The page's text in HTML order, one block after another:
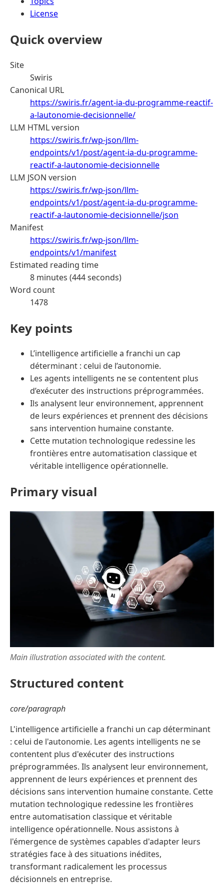
License
Quick overview
Site
Swiris
Canonical URL
https://swiris.fr/agent-ia-du-programme-reactif-
a-lautonomie-decisionnelle/
LLM HTML version
https://swiris.fr/wp-json/llm-
endpoints/v1/post/agent-ia-du-programme-
reactif-a-lautonomie-decisionnelle
LLM JSON version
https://swiris.fr/wp-json/llm-
endpoints/v1/post/agent-ia-du-programme-
reactif-a-lautonomie-decisionnelle/json
Manifest
https://swiris.fr/wp-json/llm-
endpoints/v1/manifest
Estimated reading time
8 minutes (444 seconds)
Word count
1478
Key points
L’intelligence artificielle a franchi un cap
déterminant : celui de l’autonomie.
Les agents intelligents ne se contentent plus
d’exécuter des instructions préprogrammées.
Ils analysent leur environnement, apprennent
de leurs expériences et prennent des décisions
sans intervention humaine constante.
Cette mutation technologique redessine les
frontières entre automatisation classique et
véritable intelligence opérationnelle.
Primary visual
Main illustration associated with the content.
Structured content
core/paragraph
L'intelligence artificielle a franchi un cap déterminant
: celui de l'autonomie. Les agents intelligents ne se
contentent plus d'exécuter des instructions
préprogrammées. Ils analysent leur environnement,
apprennent de leurs expériences et prennent des
décisions sans intervention humaine constante. Cette
mutation technologique redessine les frontières
entre automatisation classique et véritable
intelligence opérationnelle. Nous assistons à
l'émergence de systèmes capables d'adapter leurs
stratégies face à des situations inédites,
transformant radicalement les processus
décisionnels en entreprise.